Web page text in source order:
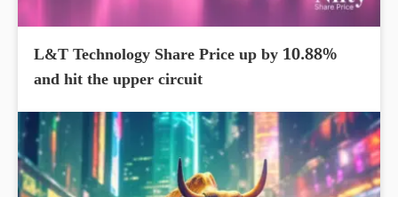
L&T Technology Share Price up by 10.88%
and hit the upper circuit